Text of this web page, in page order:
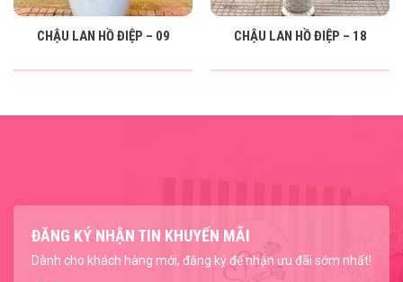
CHẬU LAN HỒ ĐIỆP – 09 CHẬU LAN HỒ ĐIỆP – 18
ĐĂNG KÝ NHẬN TIN KHUYẾN MÃI
Dành cho khách hàng mới, đăng ký để nhận ưu đãi sớm nhất!